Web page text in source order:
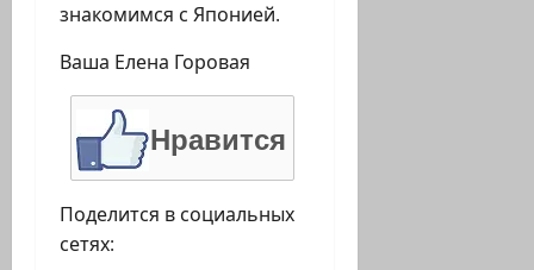
знакомимся с Японией.
Ваша Елена Горовая
Нравится
Поделится в социальных
сетях: